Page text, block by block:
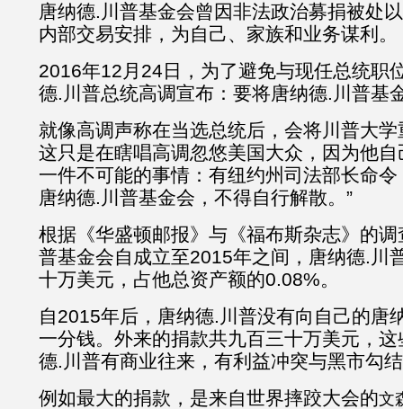
唐纳德.川普基金会曾因非法政治募捐被处
内部交易安排，为自己、家族和业务谋利。
2016年12月24日，为了避免与现任总统职
德.川普总统高调宣布：要将唐纳德.川普基
就像高调声称在当选总统后，会将川普大
这只是在瞎唱高调忽悠美国大众，因为他
一件不可能的事情：有纽约州司法部长命令
唐纳德.川普基金会，不得自行解散。”
根据《华盛顿邮报》与《福布斯杂志》的
普基金会自成立至2015年之间，唐纳德.川
十万美元，占他总资产额的0.08%。
自2015年后，唐纳德.川普没有向自己的唐
一分钱。外来的捐款共九百三十万美元，
德.川普有商业往来，有利益冲突与黑市勾
例如最大的捐款，是来自世界摔跤大会的文